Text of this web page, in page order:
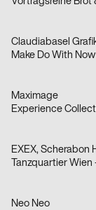
Claudiabasel
Maximage
Experience
Tanzquartier
Neo Neo